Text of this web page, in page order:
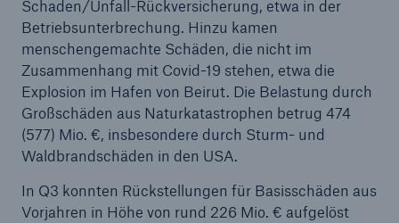
Schaden/Unfall-Rückversicherung, etwa in der
Betriebsunterbrechung. Hinzu kamen
menschengemachte Schäden, die nicht im
Zusammenhang mit Covid-19 stehen, etwa die
Explosion im Hafen von Beirut. Die Belastung durch
Großschäden aus Naturkatastrophen betrug 474
(577) Mio. €, insbesondere durch Sturm- und
Waldbrandschäden in den USA.
In Q3 konnten Rückstellungen für Basisschäden aus
Vorjahren in Höhe von rund 226 Mio. € aufgelöst
Unternehmen
Media Relations
Medieninformationen und
Unternehmensnachrichten
Medieninformationen
2020